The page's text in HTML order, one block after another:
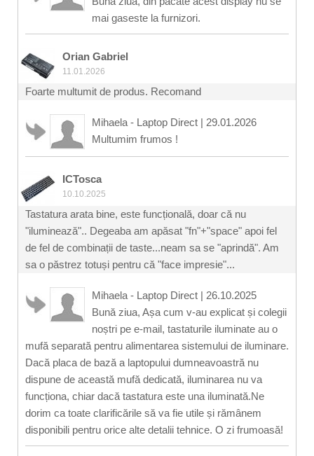
mai gaseste la furnizori.
Orian Gabriel
11.01.2026
Foarte multumit de produs. Recomand
Mihaela - Laptop Direct | 29.01.2026
Multumim frumos !
ICTosca
10.10.2025
Tastatura arata bine, este funcțională, doar că nu
"iluminează".. Degeaba am apăsat "fn"+"space" apoi fel
de fel de combinații de taste...neam sa se "aprindă". Am
sa o păstrez totuși pentru că "face impresie"...
Mihaela - Laptop Direct | 26.10.2025
Bună ziua, Așa cum v-au explicat și colegii
noștri pe e-mail, tastaturile iluminate au o
mufă separată pentru alimentarea sistemului de iluminare.
Dacă placa de bază a laptopului dumneavoastră nu
dispune de această mufă dedicată, iluminarea nu va
funcționa, chiar dacă tastatura este una iluminată.Ne
dorim ca toate clarificările să va fie utile și rămânem
disponibili pentru orice alte detalii tehnice. O zi frumoasă!